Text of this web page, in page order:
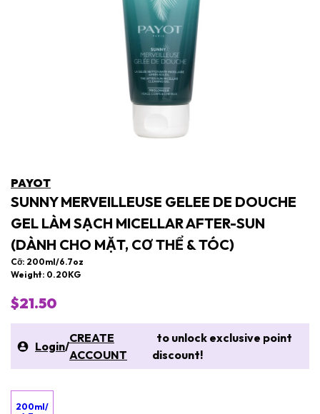
PAYOT
SUNNY MERVEILLEUSE GELEE DE DOUCHE
GEL LÀM SẠCH MICELLAR AFTER-SUN
(DÀNH CHO MẶT, CƠ THỂ & TÓC)
Cỡ: 200ml/6.7oz
Weight: 0.20KG
$21.50
Login/
CREATE
ACCOUNT
to unlock exclusive point
discount!
200ml/